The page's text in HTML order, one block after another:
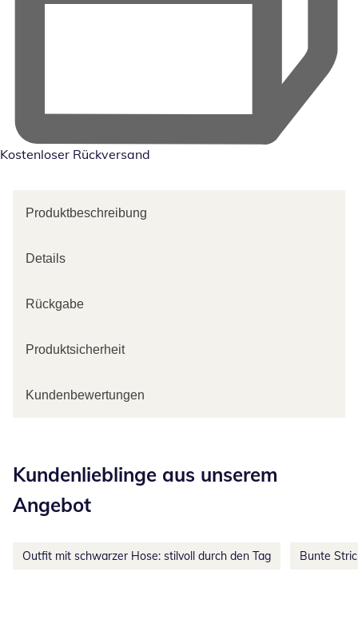
Kostenloser Rückversand
Produktbeschreibung
Details
Rückgabe
Produktsicherheit
Kundenbewertungen
Kundenlieblinge aus unserem
Angebot
Outfit mit schwarzer Hose: stilvoll durch den Tag Bunte